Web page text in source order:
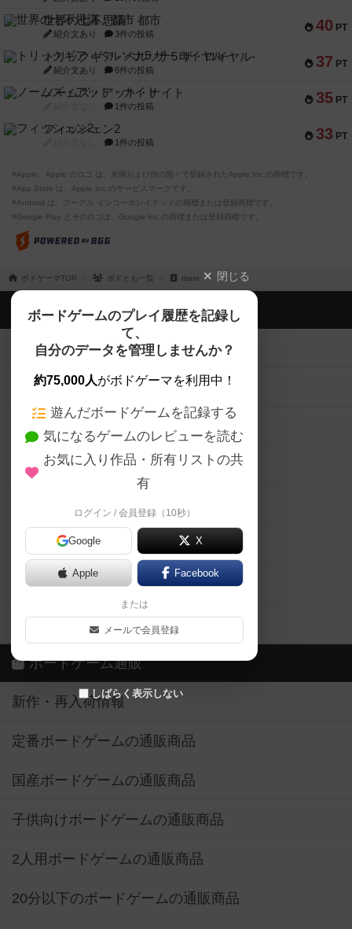
40 PT
世界の七不思議：都市
紹介文あり 3件の投稿
37 PT
トリックギア - ペルソナ5 ザ・ロイヤル-
紹介文あり 6件の投稿
35 PT
ノームズ・アット・ナイト
1件の投稿
33 PT
フィッシェン2
1件の投稿
※Apple、Apple のロゴ は、米国および他の国々で登録されたApple Inc.の商標です。
※App Store は、Apple Inc.のサービスマークです。
※Android は、グーグル インコーポレイテッドの商標または登録商標です。
※Google Play とそのロゴは、Google Inc.の商標または登録商標です。
ボドゲーマTOP ボドとも一覧 maro 閉じる
ボードゲームのプレイ履歴を記録し
て、
自分のデータを管理しませんか？
約75,000人がボドゲーマを利用中！
遊んだボードゲームを記録する
気になるゲームのレビューを読む
お気に入り作品・所有リストの共
有
ログイン / 会員登録（10秒）
Google X
Apple Facebook
または
メールで会員登録
しばらく表示しない
ボドゲーマTOP
ボードゲームを検索する
ボードゲームの新着レビュー
ボードゲーム会情報
メカニクス特集
掲示板・トピックス
ボドとも・会員一覧
ボードゲーム業界コラム
ボドゲーマご利用案内
ボードゲーム通販
新作・再入荷情報
定番ボードゲームの通販商品
国産ボードゲームの通販商品
子供向けボードゲームの通販商品
2人用ボードゲームの通販商品
20分以下のボードゲームの通販商品